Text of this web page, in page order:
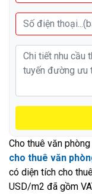
Cho thuê văn
cho thuê văn
có diện tích cho
USD/m2 đã gồm